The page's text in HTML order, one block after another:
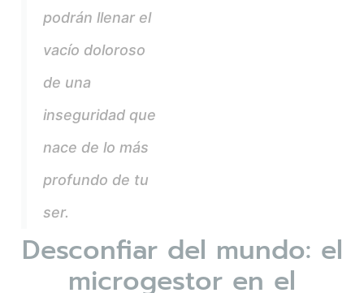
podrán llenar el
vacío doloroso
de una
inseguridad que
nace de lo más
profundo de tu
ser.
Desconfiar del mundo: el
microgestor en el